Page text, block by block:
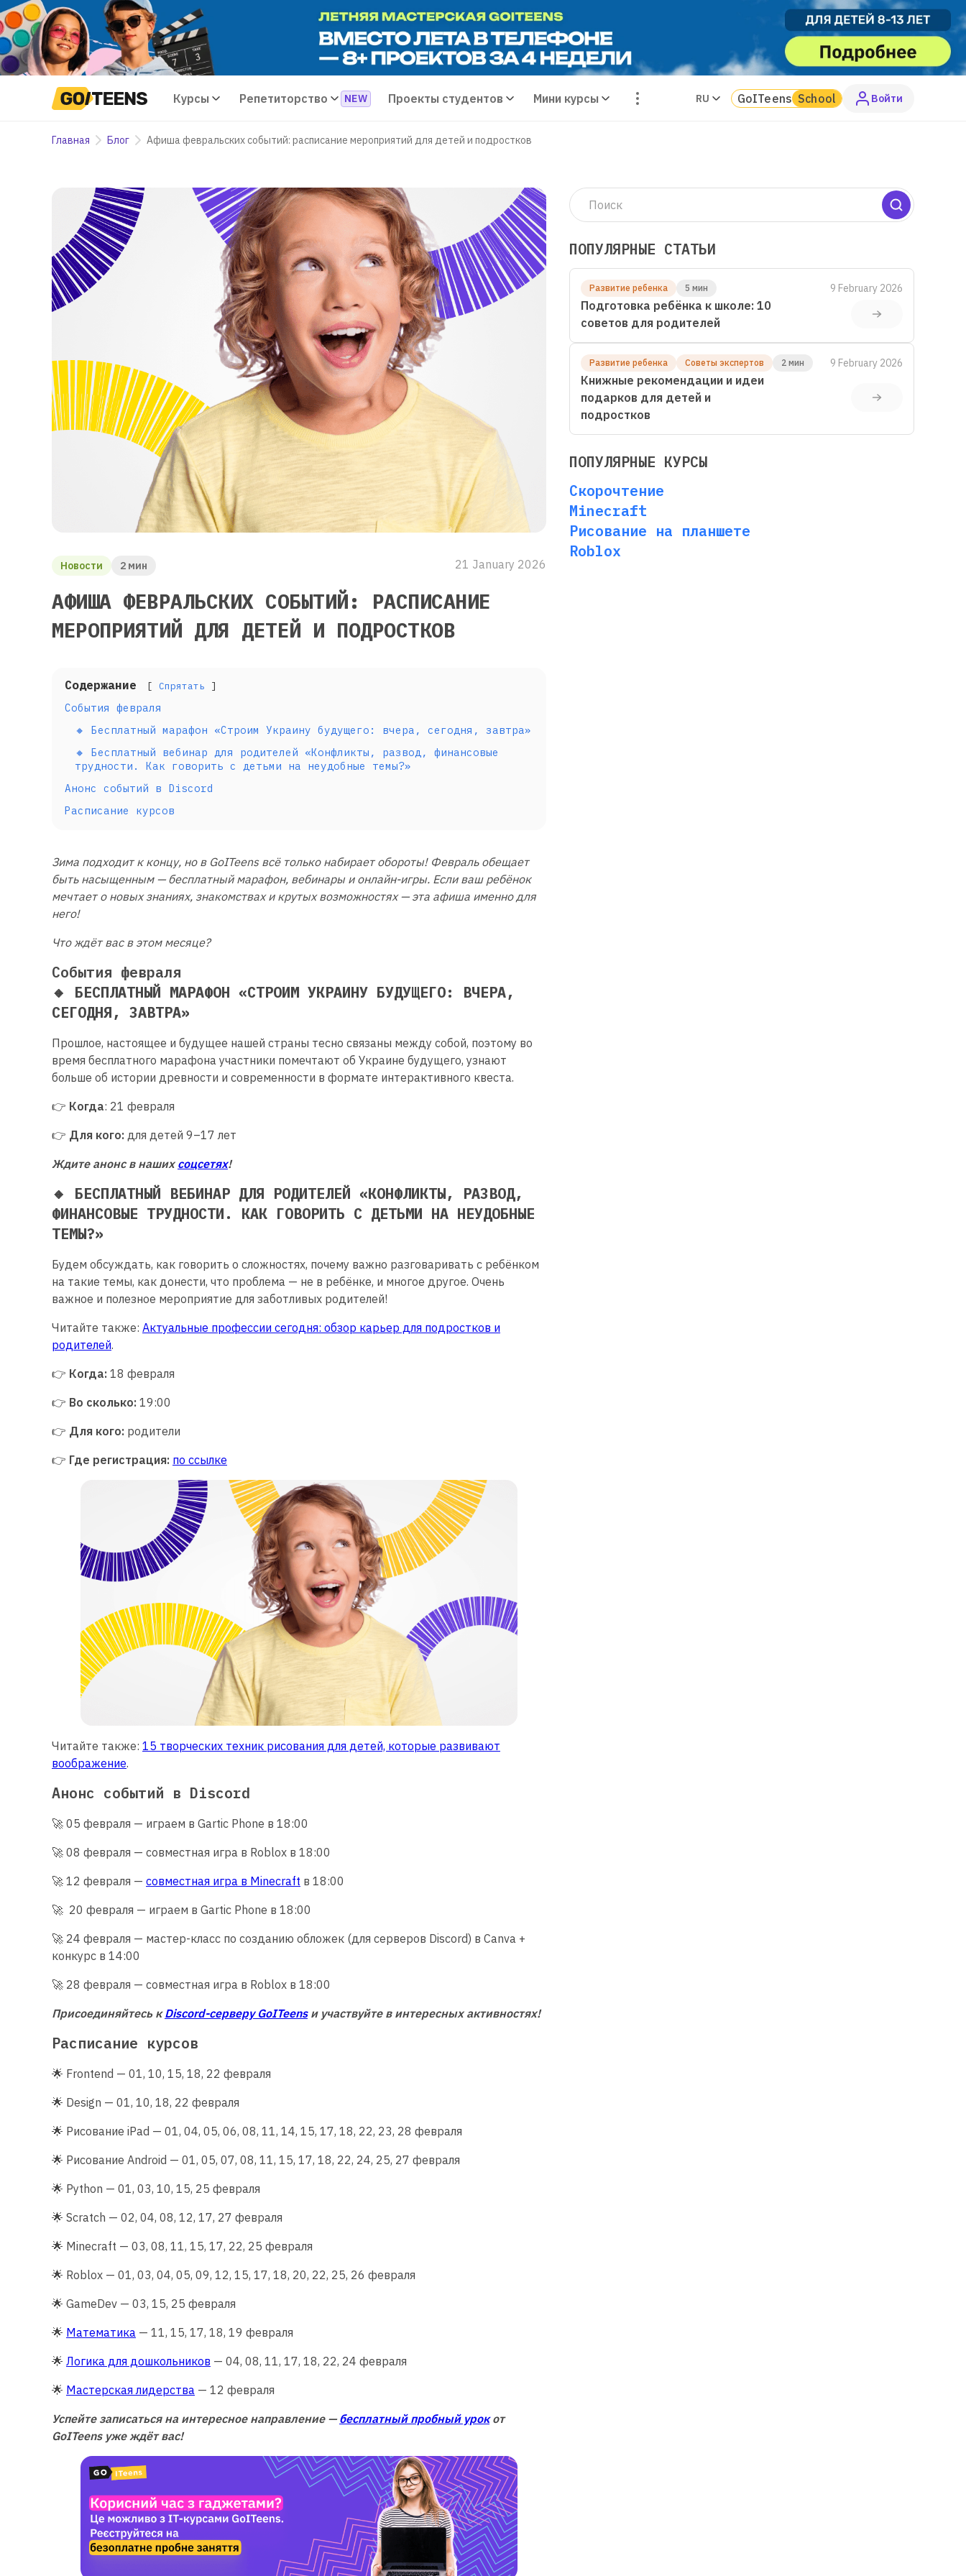
Курсы Репетиторство Проекты студентов Мини курсы RU GoITeens School Войти
Главная Блог Афиша февральских событий: расписание мероприятий для детей и подростков
Новости 2 мин 21 January 2026
АФИША ФЕВРАЛЬСКИХ СОБЫТИЙ: РАСПИСАНИЕ
МЕРОПРИЯТИЙ ДЛЯ ДЕТЕЙ И ПОДРОСТКОВ
Содержание Спрятать
События февраля
🔸 Бесплатный марафон «Строим Украину будущего: вчера, сегодня, завтра»
🔸 Бесплатный вебинар для родителей «Конфликты, развод, финансовые
трудности. Как говорить с детьми на неудобные темы?»
Анонс событий в Discord
Расписание курсов
Зима подходит к концу, но в GoITeens всё только набирает обороты! Февраль обещает
быть насыщенным — бесплатный марафон, вебинары и онлайн-игры. Если ваш ребёнок
мечтает о новых знаниях, знакомствах и крутых возможностях — эта афиша именно для
него!
Что ждёт вас в этом месяце?
События февраля
🔸 БЕСПЛАТНЫЙ МАРАФОН «СТРОИМ УКРАИНУ БУДУЩЕГО: ВЧЕРА,
СЕГОДНЯ, ЗАВТРА»
Прошлое, настоящее и будущее нашей страны тесно связаны между собой, поэтому во
время бесплатного марафона участники помечтают об Украине будущего, узнают
больше об истории древности и современности в формате интерактивного квеста.
👉 Когда: 21 февраля
👉 Для кого: для детей 9–17 лет
Ждите анонс в наших соцсетях!
🔸 БЕСПЛАТНЫЙ ВЕБИНАР ДЛЯ РОДИТЕЛЕЙ «КОНФЛИКТЫ, РАЗВОД,
ФИНАНСОВЫЕ ТРУДНОСТИ. КАК ГОВОРИТЬ С ДЕТЬМИ НА НЕУДОБНЫЕ
ТЕМЫ?»
Будем обсуждать, как говорить о сложностях, почему важно разговаривать с ребёнком
на такие темы, как донести, что проблема — не в ребёнке, и многое другое. Очень
важное и полезное мероприятие для заботливых родителей!
Читайте также: Актуальные профессии сегодня: обзор карьер для подростков и
родителей.
👉 Когда: 18 февраля
👉 Во сколько: 19:00
👉 Для кого: родители
👉 Где регистрация: по ссылке
Читайте также: 15 творческих техник рисования для детей, которые развивают
воображение.
Анонс событий в Discord
🚀 05 февраля — играем в Gartic Phone в 18:00
🚀 08 февраля — совместная игра в Roblox в 18:00
🚀 12 февраля — совместная игра в Minecraft в 18:00
🚀 20 февраля — играем в Gartic Phone в 18:00
🚀 24 февраля — мастер-класс по созданию обложек (для серверов Discord) в Canva +
конкурс в 14:00
🚀 28 февраля — совместная игра в Roblox в 18:00
Присоединяйтесь кDiscord-серверу GoITeensи участвуйте в интересных активностях!
Расписание курсов
🌟 Frontend — 01, 10, 15, 18, 22 февраля
🌟 Design — 01, 10, 18, 22 февраля
🌟 Рисование iPad — 01, 04, 05, 06, 08, 11, 14, 15, 17, 18, 22, 23, 28 февраля
🌟 Рисование Android — 01, 05, 07, 08, 11, 15, 17, 18, 22, 24, 25, 27 февраля
🌟 Python — 01, 03, 10, 15, 25 февраля
🌟 Scratch — 02, 04, 08, 12, 17, 27 февраля
🌟 Minecraft — 03, 08, 11, 15, 17, 22, 25 февраля
🌟 Roblox — 01, 03, 04, 05, 09, 12, 15, 17, 18, 20, 22, 25, 26 февраля
🌟 GameDev — 03, 15, 25 февраля
🌟 Математика — 11, 15, 17, 18, 19 февраля
🌟 Логика для дошкольников — 04, 08, 11, 17, 18, 22, 24 февраля
🌟 Мастерская лидерства — 12 февраля
Успейте записаться на интересное направление —бесплатный пробный урокот
GoITeens уже ждёт вас!
ПОПУЛЯРНЫЕ СТАТЬИ
Развитие ребенка 5 мин 9 February 2026
Подготовка ребёнка к школе: 10
советов для родителей
Развитие ребенка Советы экспертов 2 мин 9 February 2026
Книжные рекомендации и идеи
подарков для детей и
подростков
ПОПУЛЯРНЫЕ КУРСЫ
Скорочтение
Minecraft
Рисование на планшете
Roblox